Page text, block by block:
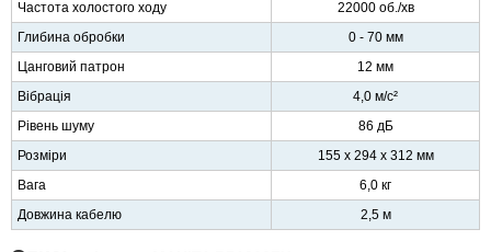
Частота холостого ходу
22000 об./хв
Глибина обробки
0 - 70 мм
Цанговий патрон
12 мм
Вібрація
4,0 м/с²
Рівень шуму
86 дБ
Розміри
155 х 294 х 312 мм
Вага
6,0 кг
Довжина кабелю
2,5 м